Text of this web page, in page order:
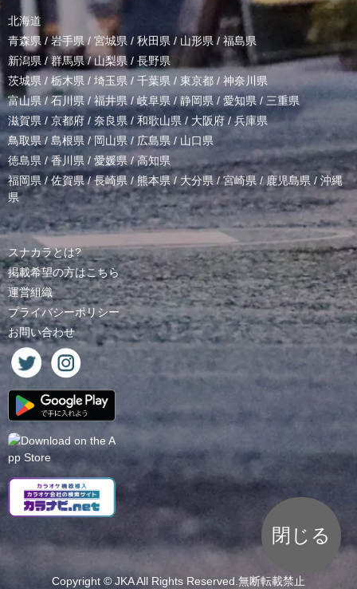
北海道
青森県 / 岩手県/ 宮城県 / 秋田県 / 山形県/ 福島県
新潟県 /群馬県/山梨県 / 長野県
茨城県 / 栃木県 / 埼玉県 / 千葉県 / 東京都 / 神奈川県
富山県 /石川県/福井県/岐阜県 / 静岡県 / 愛知県 / 三重県
滋賀県 / 京都府 / 奈良県 / 和歌山県/ 大阪府 /兵庫県
鳥取県/ 島根県 /岡山県/ 広島県 / 山口県
徳島県 /香川県 / 愛媛県/高知県
福岡県/佐賀県/長崎県 /熊本県/ 大分県/宮崎県 /鹿児島県 / 沖縄
県
スナカラとは?
掲載希望の方はこちら
運営組織
プライバシーポリシー
お問い合わせ
Copyright © JKAAll Rights Reserved.無断転載禁止
閉じる